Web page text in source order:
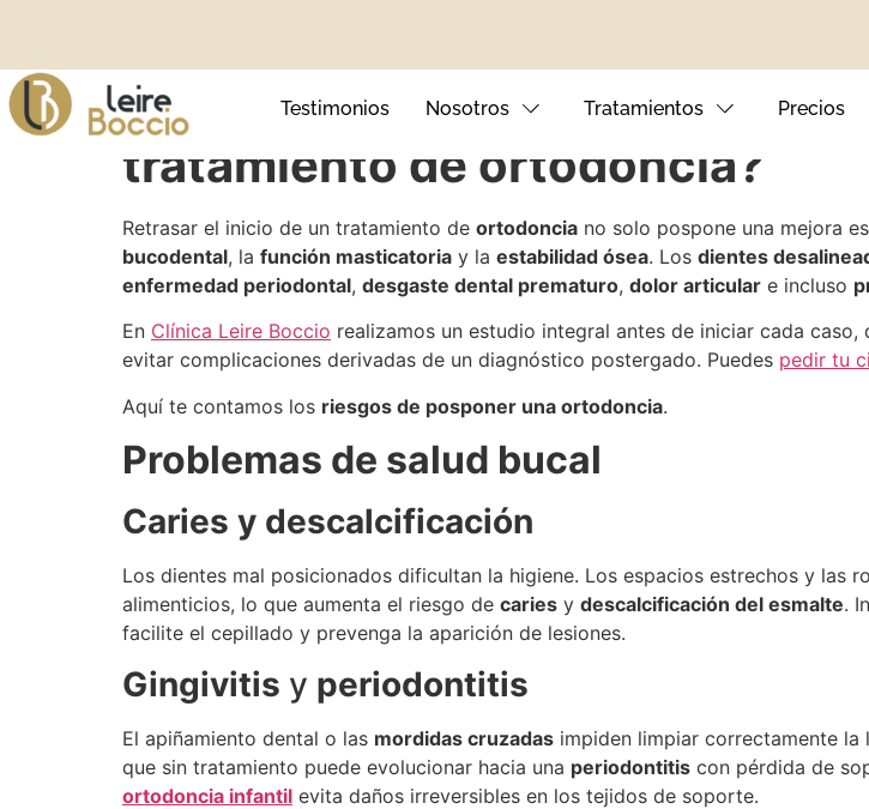
Testimonios Nosotros Tratamientos
Ortodoncia Invisible
Ortodoncia Infantil
Brackets Autoligables
Brackets Estéticos
Blanqueamiento Dental
Carillas Dentales
Precios
¿Qué problemas puede haber
tratamiento de ortodoncia?
Retrasar el inicio de un tratamiento de ortodoncia no solo pospone una mejora
bucodental, la función masticatoria y la estabilidad ósea. Los dientes
enfermedad periodontal, desgaste dental prematuro, dolor articular e incluso
En Clínica Leire Boccio realizamos un estudio integral antes de iniciar cada
evitar complicaciones derivadas de un diagnóstico postergado. Puedes pedir tu
Aquí te contamos los riesgos de posponer una ortodoncia.
Problemas de salud bucal
Caries y descalcificación
Los dientes mal posicionados dificultan la higiene. Los espacios estrechos y las
alimenticios, lo que aumenta el riesgo de caries y descalcificación del esmalte.
facilite el cepillado y prevenga la aparición de lesiones.
Gingivitis y periodontitis
El apiñamiento dental o las mordidas cruzadas impiden limpiar correctamente
que sin tratamiento puede evolucionar hacia una periodontitis con pérdida de
ortodoncia infantil evita daños irreversibles en los tejidos de soporte.